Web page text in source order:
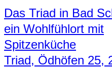
Das Triad in Bad
ein Wohlfühlort mit
Spitzenküche
Triad, Ödhöfen 25,